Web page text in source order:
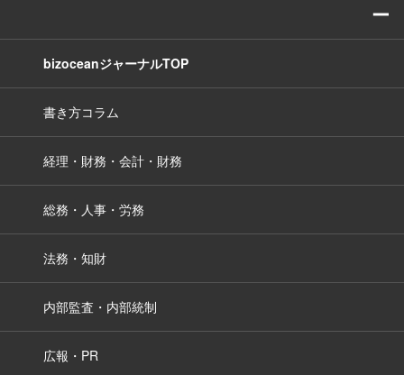
ー
bizoceanジャーナルTOP
書き方コラム
経理・財務・会計・財務
総務・人事・労務
法務・知財
内部監査・内部統制
広報・PR